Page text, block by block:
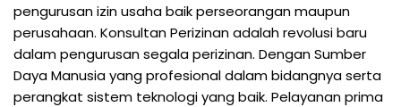
pengurusan izin usaha baik perseorangan maupun
perusahaan. Konsultan Perizinan adalah revolusi baru
dalam pengurusan segala perizinan. Dengan Sumber
Daya Manusia yang profesional dalam bidangnya serta
perangkat sistem teknologi yang baik. Pelayanan prima